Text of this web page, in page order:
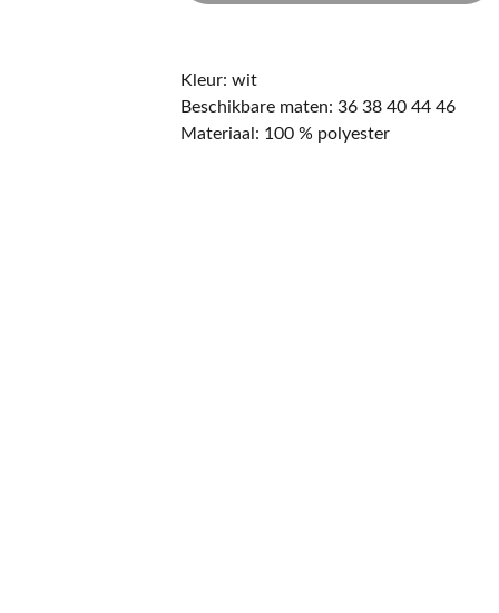
Kleur: wit
Beschikbare maten: 36 38 40 44 46
Materiaal: 100 % polyester